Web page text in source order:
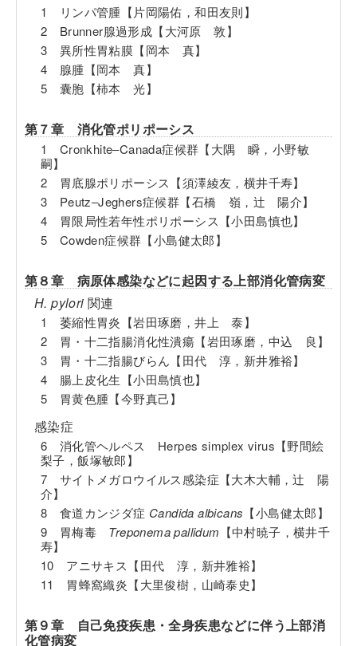
1 リンパ管腫【片岡陽佑，和田友則】
2 Brunner腺過形成【大河原 敦】
3 異所性胃粘膜【岡本 真】
4 腺腫【岡本 真】
5 囊胞【柿本 光】
第７章 消化管ポリポーシス
1 Cronkhite‒Canada症候群【大隅 瞬，小野敏
嗣】
2 胃底腺ポリポーシス【須澤綾友，横井千寿】
3 Peutz‒Jeghers症候群【石橋 嶺，辻 陽介】
4 胃限局性若年性ポリポーシス【小田島慎也】
5 Cowden症候群【小島健太郎】
第８章 病原体感染などに起因する上部消化管病変
H. pylori 関連
1 萎縮性胃炎【岩田琢磨，井上 泰】
2 胃・十二指腸消化性潰瘍【岩田琢磨，中込 良】
3 胃・十二指腸びらん【田代 淳，新井雅裕】
4 腸上皮化生【小田島慎也】
5 胃黄色腫【今野真己】
感染症
6 消化管ヘルペス Herpes simplex virus【野間絵
梨子，飯塚敏郎】
7 サイトメガロウイルス感染症【大木大輔，辻 陽
介】
8 食道カンジダ症 Candida albicans 【小島健太郎】
9 胃梅毒 Treponema pallidum 【中村暁子，横井千
寿】
10 アニサキス【田代 淳，新井雅裕】
11 胃蜂窩織炎【大里俊樹，山崎泰史】
第９章 自己免疫疾患・全身疾患などに伴う上部消
化管病変